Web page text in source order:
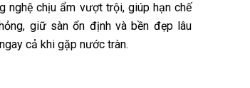
Âu (Oak), tần bì (Ash) đến các
gỗ đồng bộ (Synchronised). Không
gian hiện đại lẫn cổ điển.
nghệ chịu ẩm vượt trội, giúp hạn chế
giữ sàn ổn định và bền đẹp lâu
cả khi gặp nước tràn.